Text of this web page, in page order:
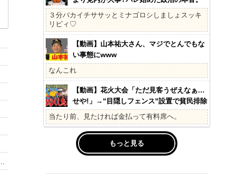
41%の衝撃、その理由。選挙しか見てない
の?国民不在の政治が限界!
３分バカイチササッとミナゴロシしましょスッキ
リピィ♡
【動画】山本祐大さん、マジでとんでもな
い事態にwww
なんこれ
【動画】花火大会「ただ見客うぜえなぁ…
せや!」→"目隠しフェンス"設置で貧民排除
www
当たり前、見たければ金払って有料席へ。
もっと見る